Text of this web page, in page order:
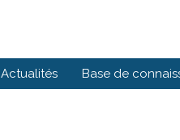
Actualités Base de